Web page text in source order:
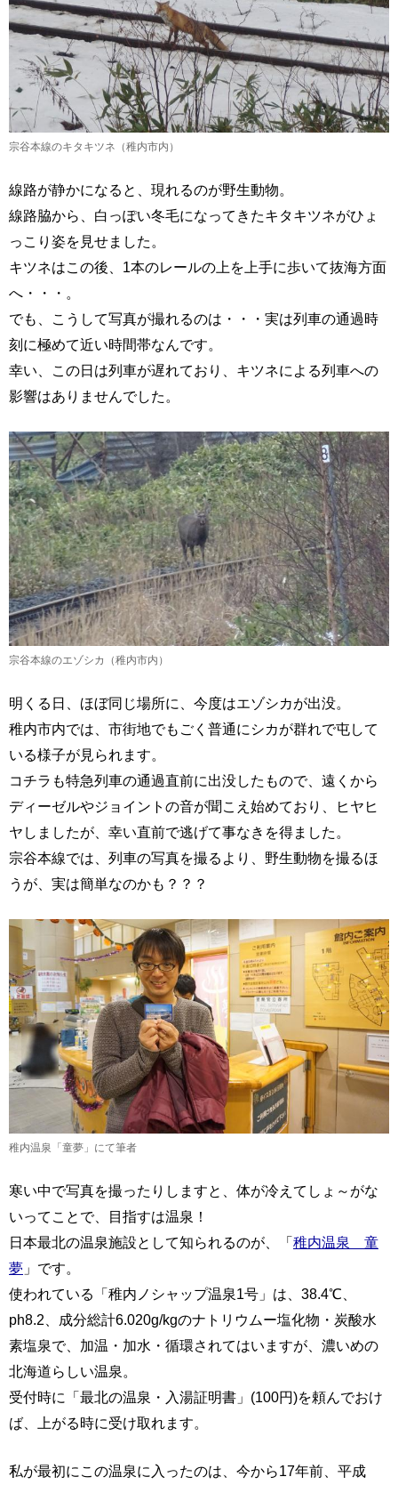
宗谷本線のキタキツネ（稚内市内）
線路が静かになると、現れるのが野生動物。
線路脇から、白っぽい冬毛になってきたキタキツネがひょ
っこり姿を見せました。
キツネはこの後、1本のレールの上を上手に歩いて抜海方面
へ・・・。
でも、こうして写真が撮れるのは・・・実は列車の通過時
刻に極めて近い時間帯なんです。
幸い、この日は列車が遅れており、キツネによる列車への
影響はありませんでした。
宗谷本線のエゾシカ（稚内市内）
明くる日、ほぼ同じ場所に、今度はエゾシカが出没。
稚内市内では、市街地でもごく普通にシカが群れで屯して
いる様子が見られます。
コチラも特急列車の通過直前に出没したもので、遠くから
ディーゼルやジョイントの音が聞こえ始めており、ヒヤヒ
ヤしましたが、幸い直前で逃げて事なきを得ました。
宗谷本線では、列車の写真を撮るより、野生動物を撮るほ
うが、実は簡単なのかも？？？
稚内温泉「童夢」にて筆者
寒い中で写真を撮ったりしますと、体が冷えてしょ～がな
いってことで、目指すは温泉！
日本最北の温泉施設として知られるのが、「稚内温泉 童
夢 」です。
使われている「稚内ノシャップ温泉1号」は、38.4℃、
ph8.2、成分総計6.020g/kgのナトリウムー塩化物・炭酸水
素塩泉で、加温・加水・循環されてはいますが、濃いめの
北海道らしい温泉。
受付時に「最北の温泉・入湯証明書」(100円)を頼んでおけ
ば、上がる時に受け取れます。
私が最初にこの温泉に入ったのは、今から17年前、平成